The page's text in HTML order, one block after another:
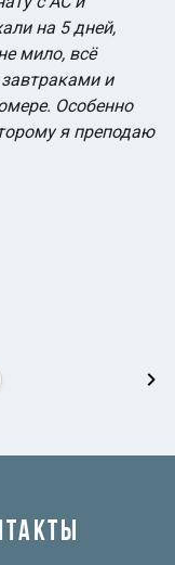
на 5 дней,
мило, всё
и
Особенно
я преподаю